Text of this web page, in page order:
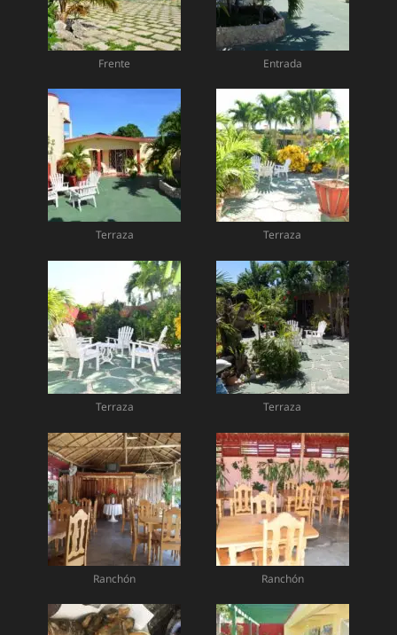
Frente Entrada
Terraza Terraza
Terraza Terraza
Ranchón Ranchón